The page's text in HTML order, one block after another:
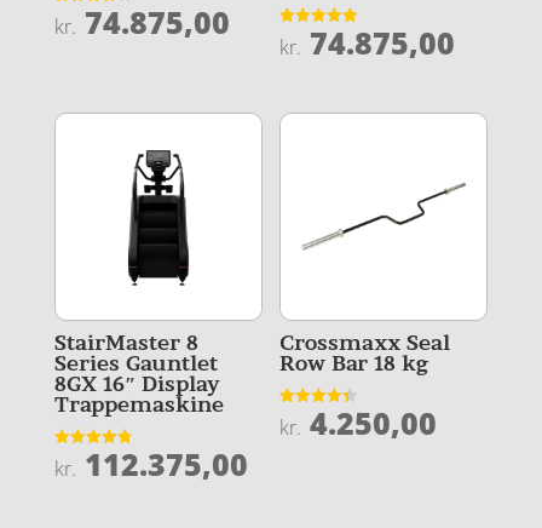
Vurderet
3.9
kr. 74.875,00
Vurderet
4.9
kr. 74.875,00
StairMaster 8
Series Gauntlet
8GX 16″ Display
Trappemaskine
Vurderet
4.8
kr. 112.375,00
Crossmaxx Seal
Row Bar 18 kg
Vurderet
4.4
kr. 4.250,00